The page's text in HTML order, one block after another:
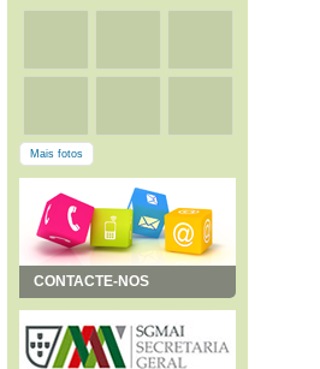
Mais fotos
CONTACTE-NOS